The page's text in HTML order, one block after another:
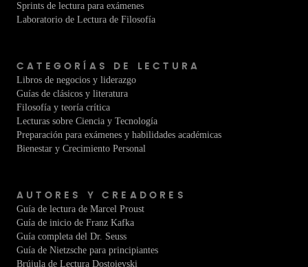
Sprints de lectura para exámenes
Laboratorio de Lectura de Filosofía
CATEGORÍAS DE LECTURA
Libros de negocios y liderazgo
Guías de clásicos y literatura
Filosofía y teoría crítica
Lecturas sobre Ciencia y Tecnología
Preparación para exámenes y habilidades académicas
Bienestar y Crecimiento Personal
AUTORES Y CREADORES
Guía de lectura de Marcel Proust
Guía de inicio de Franz Kafka
Guía completa del Dr. Seuss
Guía de Nietzsche para principiantes
Brújula de Lectura Dostoievski